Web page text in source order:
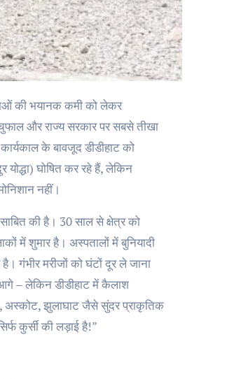
की भयानक कमी को लेकर
और राज्य सरकार पर सबसे तीखा
के बावजूद डीडीहाट को
योद्धा) घोषित कर रहे हैं, लेकिन
नहीं।
की है। 30 साल से क्षेत्र को
में शुमार है। अस्पतालों में बुनियादी
गंभीर मरीजों को घंटों दूर ले जाना
– लेकिन डीडीहाट में कैलाश
अस्कोट, झुलाघाट जैसे सुंदर प्राकृतिक
कुर्सी की लड़ाई है!”